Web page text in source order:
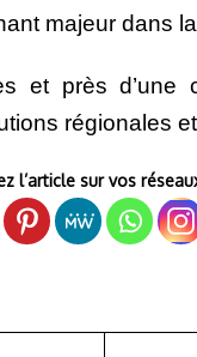
majeur dans
près d’une
régionales
l’article sur vos